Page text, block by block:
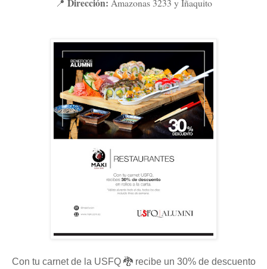
📍 Dirección: Amazonas 3233 y Iñaquito
Con tu carnet de la USFQ 🐉 recibe un 30% de descuento